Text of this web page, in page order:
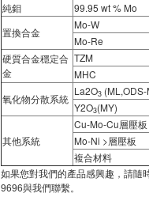
純鉬
99.95 wt % Mo
置換合金
Mo-W
Mo-Re
硬質合金穩定合
金
TZM
MHC
氧化物分散系統
La2O3
Y2O3(MY)
其他系統
Cu-Mo-Cu層壓板
Mo-Ni >層壓板
複合材料
如果您對我們的產品感興趣，請隨
9696與我們聯繫。